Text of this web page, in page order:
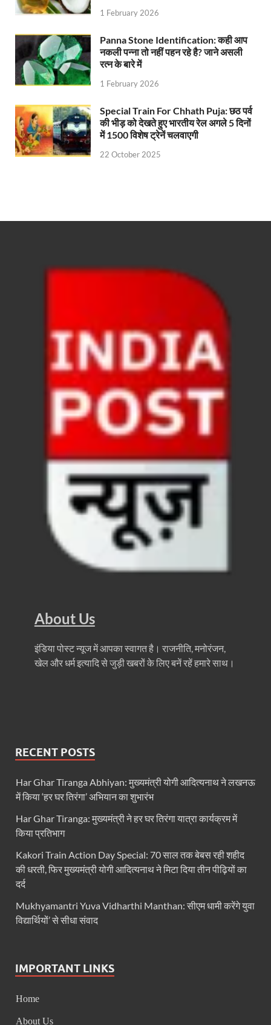
1 February 2026
Panna Stone Identification: कही आप
नकली पन्ना तो नहीं पहन रहे है? जाने असली
रत्न के बारे में
1 February 2026
Special Train For Chhath Puja: छठ पर्व
की भीड़ को देखते हुए भारतीय रेल अगले 5 दिनों
में 1500 विशेष ट्रेनें चलवाएगी
22 October 2025
About Us
इंडिया पोस्ट न्यूज में आपका स्वागत है। राजनीति, मनोरंजन,
खेल और धर्म इत्यादि से जुड़ी खबरों के लिए बनें रहें हमारे साथ।
RECENT POSTS
Har Ghar Tiranga Abhiyan: मुख्यमंत्री योगी आदित्यनाथ ने लखनऊ
में किया ‘हर घर तिरंगा’ अभियान का शुभारंभ
Har Ghar Tiranga: मुख्यमंत्री ने हर घर तिरंगा यात्रा कार्यक्रम में
किया प्रतिभाग
Kakori Train Action Day Special: 70 साल तक बेबस रही शहीद
की धरती, फिर मुख्यमंत्री योगी आदित्यनाथ ने मिटा दिया तीन पीढ़ियों का
दर्द
Mukhyamantri Yuva Vidharthi Manthan: सीएम धामी करेंगे युवा
विद्यार्थियों’ से सीधा संवाद
IMPORTANT LINKS
Home
About Us